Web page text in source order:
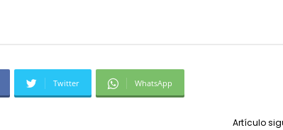
Twitter WhatsApp
Artículo